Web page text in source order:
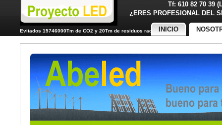
Tf: 610 82 70 39
¿ERES PROFESIONAL
Evitados 15746000Tm de CO2 y 20Tm de residuos radiactivos
INICIO